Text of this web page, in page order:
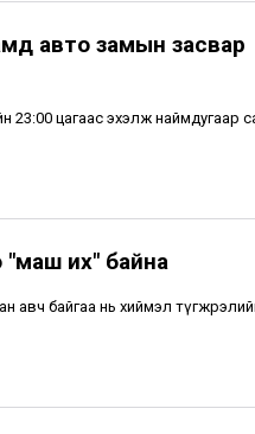
авто замын засвар
23:00 цагаас эхэлж наймдугаар
их" байна
авч байгаа нь хиймэл